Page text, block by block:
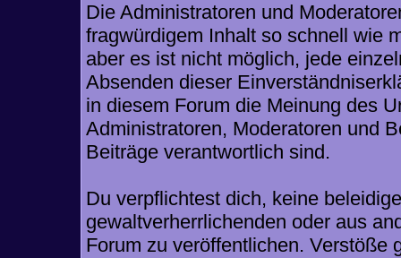
Die Administratoren und
fragwürdigem Inhalt so schnell wie
aber es ist nicht möglich, jede
Absenden dieser
in diesem Forum die Meinung des
Administratoren, Moderatoren und
Beiträge verantwortlich sind.
Du verpflichtest dich, keine
gewaltverherrlichenden oder aus
Forum zu veröffentlichen. Verstöße